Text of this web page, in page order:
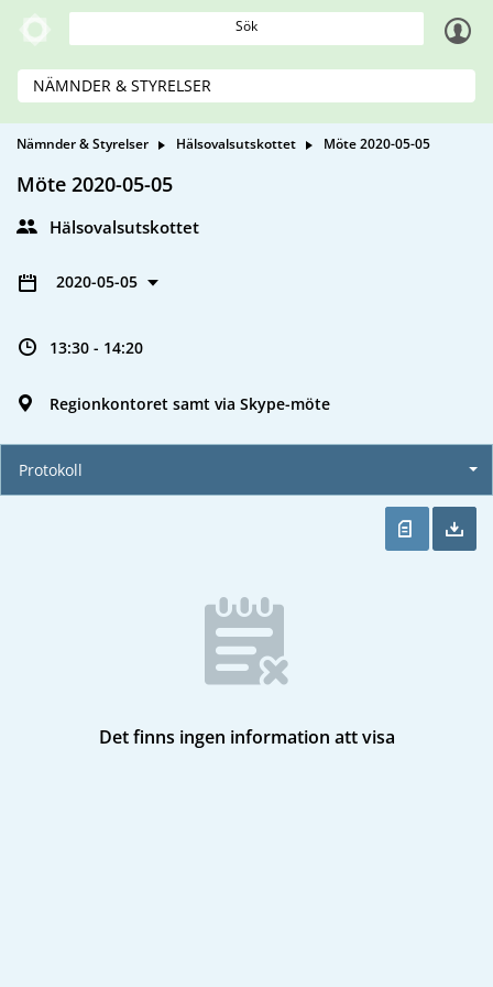
Sök
NÄMNDER & STYRELSER
Nämnder & Styrelser Hälsovalsutskottet Möte 2020-05-05
Möte 2020-05-05
Hälsovalsutskottet
2020-05-05
13:30 - 14:20
Regionkontoret samt via Skype-möte
Protokoll
Det finns ingen information att visa